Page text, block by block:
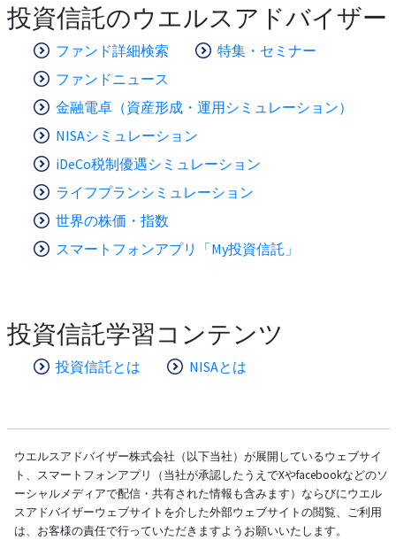
投資信託のウエルスアドバイザー
ファンド詳細検索
特集・セミナー
ファンドニュース
金融電卓（資産形成・運用シミュレーション）
NISAシミュレーション
iDeCo税制優遇シミュレーション
ライフプランシミュレーション
世界の株価・指数
スマートフォンアプリ「My投資信託」
投資信託学習コンテンツ
投資信託とは NISAとは
ウエルスアドバイザー株式会社（以下当社）が展開しているウェブサイ
ト、スマートフォンアプリ（当社が承認したうえでXやfacebookなどのソ
ーシャルメディアで配信・共有された情報も含みます）ならびにウエル
スアドバイザーウェブサイトを介した外部ウェブサイトの閲覧、ご利用
は、お客様の責任で行っていただきますようお願いいたします。